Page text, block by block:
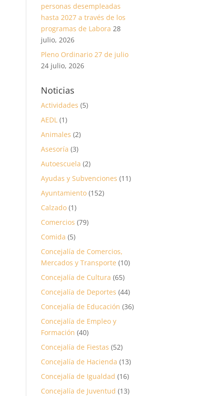
personas desempleadas
hasta 2027 a través de los
programas de Labora 28
julio, 2026
Pleno Ordinario 27 de julio
24 julio, 2026
Noticias
Actividades (5)
AEDL (1)
Animales (2)
Asesoría (3)
Autoescuela (2)
Ayudas y Subvenciones (11)
Ayuntamiento (152)
Calzado (1)
Comercios (79)
Comida (5)
Concejalía de Comercios,
Mercados y Transporte (10)
Concejalía de Cultura (65)
Concejalía de Deportes (44)
Concejalía de Educación (36)
Concejalía de Empleo y
Formación (40)
Concejalía de Fiestas (52)
Concejalía de Hacienda (13)
Concejalía de Igualdad (16)
Concejalía de Juventud (13)